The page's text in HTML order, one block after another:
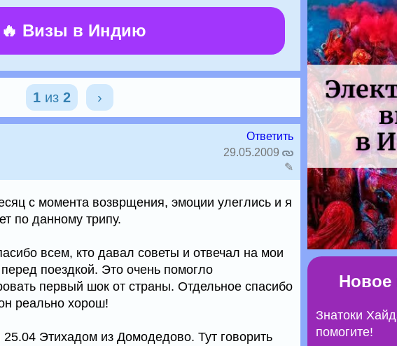
🔥 Визы в Индию
1из 2 ›
Ответить
29.05.2009
✎
с момента возврщения, эмоции улеглись и я
по данному трипу.
всем, кто давал советы и отвечал на мои
поездкой. Это очень помогло
первый шок от страны. Отдельное спасибо
реально хорош!
Этихадом из Домодедово. Тут говорить
Новое
Знатоки
помогите!